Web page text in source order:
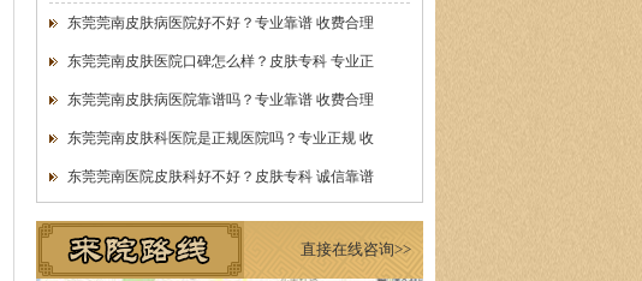
东莞莞南皮肤病医院好不好？专业靠谱 收费合理
东莞莞南皮肤医院口碑怎么样？皮肤专科 专业正
东莞莞南皮肤病医院靠谱吗？专业靠谱 收费合理
东莞莞南皮肤科医院是正规医院吗？专业正规 收
东莞莞南医院皮肤科好不好？皮肤专科 诚信靠谱
直接在线咨询>>